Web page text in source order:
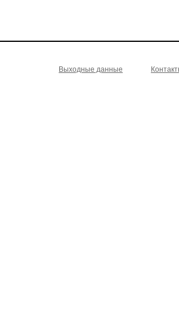
Выходные данные